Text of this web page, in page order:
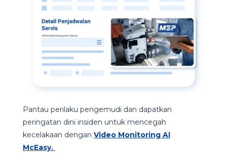
Pantau perilaku pengemudi dan dapatkan
peringatan dini insiden untuk mencegah
kecelakaan dengan Video Monitoring AI
McEasy.